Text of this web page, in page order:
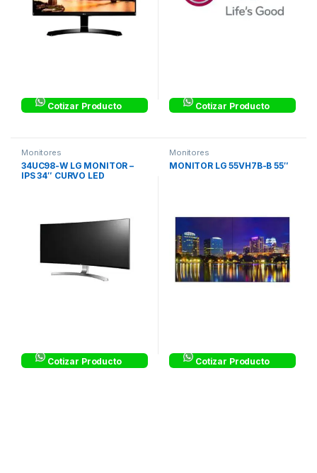
Cotizar Producto Cotizar Producto
Monitores
34UC98-W LG MONITOR –
IPS 34″ CURVO LED
Cotizar Producto
Monitores
MONITOR LG 55VH7B-B 55″
Cotizar Producto